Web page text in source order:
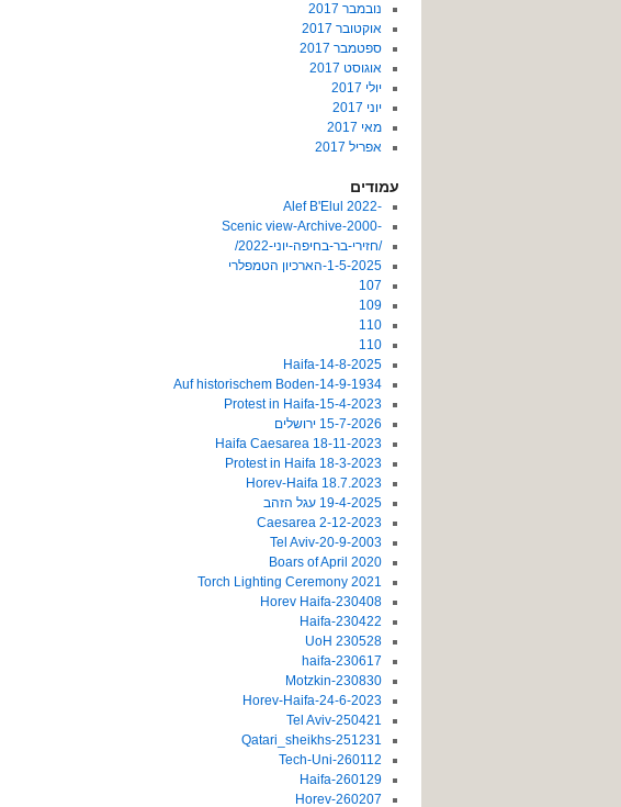
נובמבר 2017
אוקטובר 2017
ספטמבר 2017
אוגוסט 2017
יולי 2017
יוני 2017
מאי 2017
אפריל 2017
עמודים
-2022 Alef B'Elul
-Scenic view-Archive-2000
/חזירי-בר-בחיפה-יוני-2022/
1-5-2025-הארכיון הטמפלרי
107
109
110
110
14-8-2025-Haifa
14-9-1934-Auf historischem Boden
15-4-2023-Protest in Haifa
15-7-2026 ירושלים
18-11-2023 Haifa Caesarea
18-3-2023 Protest in Haifa
18.7.2023 Horev-Haifa
19-4-2025 עגל הזהב
2-12-2023 Caesarea
20-9-2003-Tel Aviv
2020 Boars of April
2021 Torch Lighting Ceremony
230408-Horev Haifa
230422-Haifa
230528 UoH
230617-haifa
230830-Motzkin
24-6-2023-Horev-Haifa
250421-Tel Aviv
251231-Qatari_sheikhs
260112-Tech-Uni
260129-Haifa
260207-Horev